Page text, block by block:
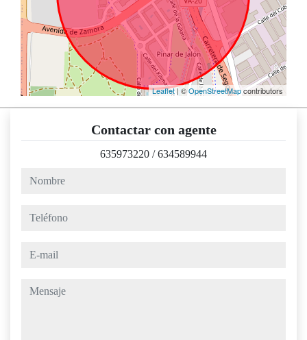
Leaflet| ©OpenStreetMapcontributors
Contactar con agente
635973220 /634589944
nombre
teléfono
e-mail
mensaje